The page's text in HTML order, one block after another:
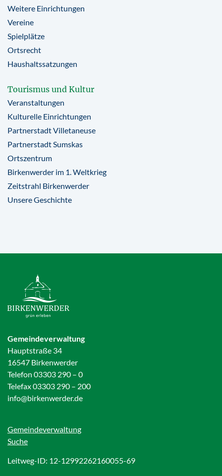
Weitere Einrichtungen
Vereine
Spielplätze
Ortsrecht
Haushaltssatzungen
Tourismus und Kultur
Veranstaltungen
Kulturelle Einrichtungen
Partnerstadt Villetaneuse
Partnerstadt Sumskas
Ortszentrum
Birkenwerder im 1. Weltkrieg
Zeitstrahl Birkenwerder
Unsere Geschichte
Gemeindeverwaltung
Hauptstraße 34
16547 Birkenwerder
Telefon 03303 290 – 0
Telefax 03303 290 – 200
info@birkenwerder.de
Gemeindeverwaltung
Suche
Leitweg-ID: 12-12992262160055-69